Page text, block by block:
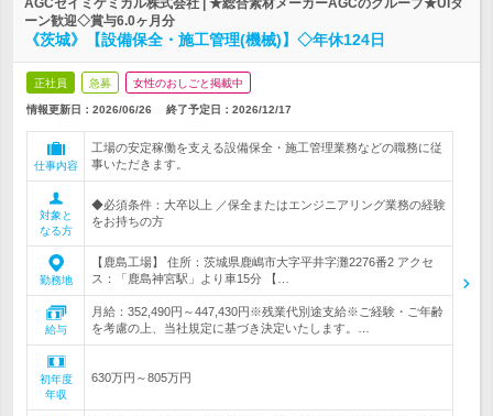
AGCセイミケミカル株式会社 | ★総合素材メーカーAGCのグループ★UIタ
ーン歓迎◇賞与6.0ヶ月分
《茨城》【設備保全・施工管理(機械)】◇年休124日
正社員 急募 女性のおしごと掲載中
情報更新日：2026/06/26 終了予定日： 2026/12/17
仕事内容
工場の安定稼働を支える設備保全・施工管理業務などの職務に従
事いただきます。
対象と
なる方
◆必須条件：大卒以上 ／保全またはエンジニアリング業務の経験
をお持ちの方
勤務地
【鹿島工場】 住所：茨城県鹿嶋市大字平井字灘2276番2 アクセ
ス：「鹿島神宮駅」より車15分 【…
給与
月給：352,490円～447,430円※残業代別途支給※ご経験・ご年齢
を考慮の上、当社規定に基づき決定いたします。…
初年度
年収
630万円～805万円